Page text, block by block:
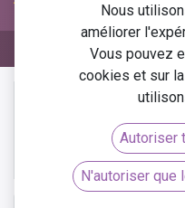
Cours
se connecter
Nous
améliorer
Vous pouvez
cookies et sur
Autoriser
N'autoriser